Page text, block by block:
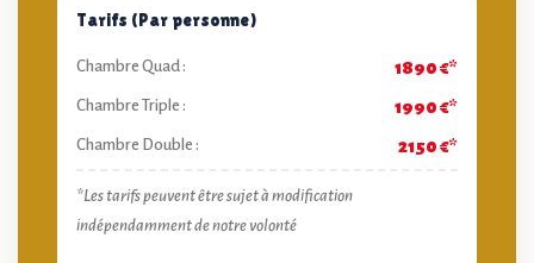
Tarifs (Par personne)
Chambre Quad : 1890 €*
Chambre Triple : 1990 €*
Chambre Double : 2150 €*
*Les tarifs peuvent être sujet à modification
indépendamment de notre volonté